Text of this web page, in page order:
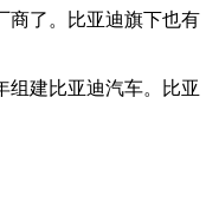
商了。比亚迪旗下也有
组建比亚迪汽车。比亚